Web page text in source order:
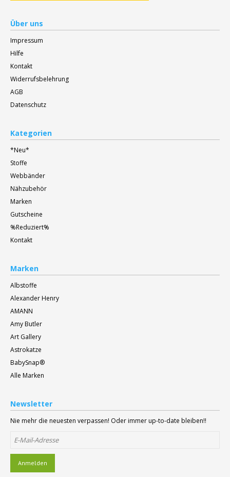
Über uns
Impressum
Hilfe
Kontakt
Widerrufsbelehrung
AGB
Datenschutz
Kategorien
*Neu*
Stoffe
Webbänder
Nähzubehör
Marken
Gutscheine
%Reduziert%
Kontakt
Marken
Albstoffe
Alexander Henry
AMANN
Amy Butler
Art Gallery
Astrokatze
BabySnap®
Alle Marken
Newsletter
Nie mehr die neuesten verpassen! Oder immer up-to-date bleiben!!
Anmelden